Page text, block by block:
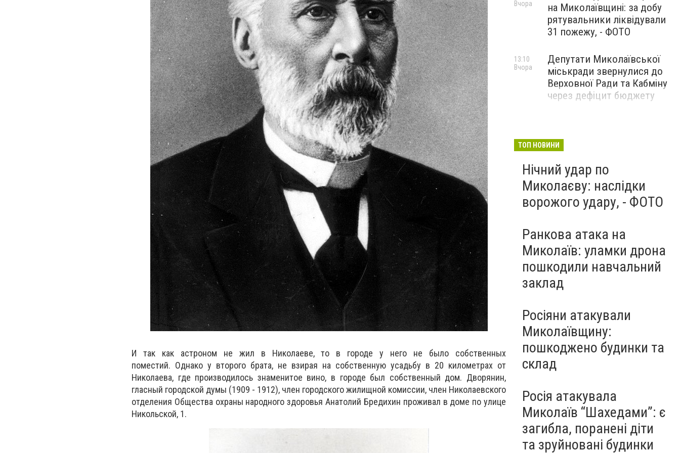
И так как астроном не жил в Николаеве, то в городе у него не было собственных
поместий. Однако у второго брата, не взирая на собственную усадьбу в 20 километрах от
Николаева, где производилось знаменитое вино, в городе был собственный дом. Дворянин,
гласный городской думы (1909 - 1912), член городского жилищной комиссии, член Николаевского
отделения Общества охраны народного здоровья Анатолий Бредихин проживал в доме по улице
Никольской, 1.
на Миколаївщині: за добу
рятувальники ліквідували
31 пожежу, - ФОТО
Вчора
Депутати Миколаївської
міськради звернулися до
Верховної Ради та Кабміну
через дефіцит бюджету
13:10
Вчора
ТОП НОВИНИ
Нічний удар по
Миколаєву: наслідки
ворожого удару, - ФОТО
Ранкова атака на
Миколаїв: уламки дрона
пошкодили навчальний
заклад
Росіяни атакували
Миколаївщину:
пошкоджено будинки та
склад
Росія атакувала
Миколаїв “Шахедами”: є
загибла, поранені діти
та зруйновані будинки